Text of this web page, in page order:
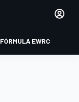
FÓRMULA EWRC